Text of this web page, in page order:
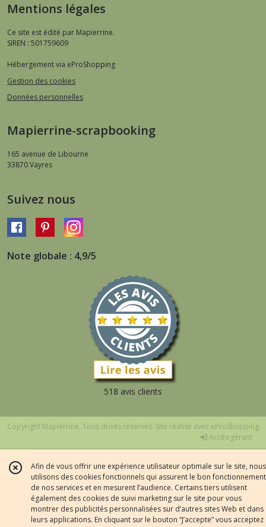
Mentions légales
Ce site est édité par Mapierrine.
SIREN : 501759609
Hébergement via eProShopping
Gestion des cookies
Données personnelles
Mapierrine-scrapbooking
165 avenue de Libourne
33870Vayres
Suivez nous
Note globale : 4,9/5
518 avis clients
Copyright Mapierrine. Tous droits réservés. Site réalisé avec eProShopping
Accès gérant
Afin de vous offrir une expérience utilisateur optimale sur le site, nous
utilisons des cookies fonctionnels qui assurent le bon fonctionnement
de nos services et en mesurent l’audience. Certains tiers utilisent
également des cookies de suivi marketing sur le site pour vous
montrer des publicités personnalisées sur d’autres sites Web et dans
leurs applications. En cliquant sur le bouton “J’accepte” vous acceptez